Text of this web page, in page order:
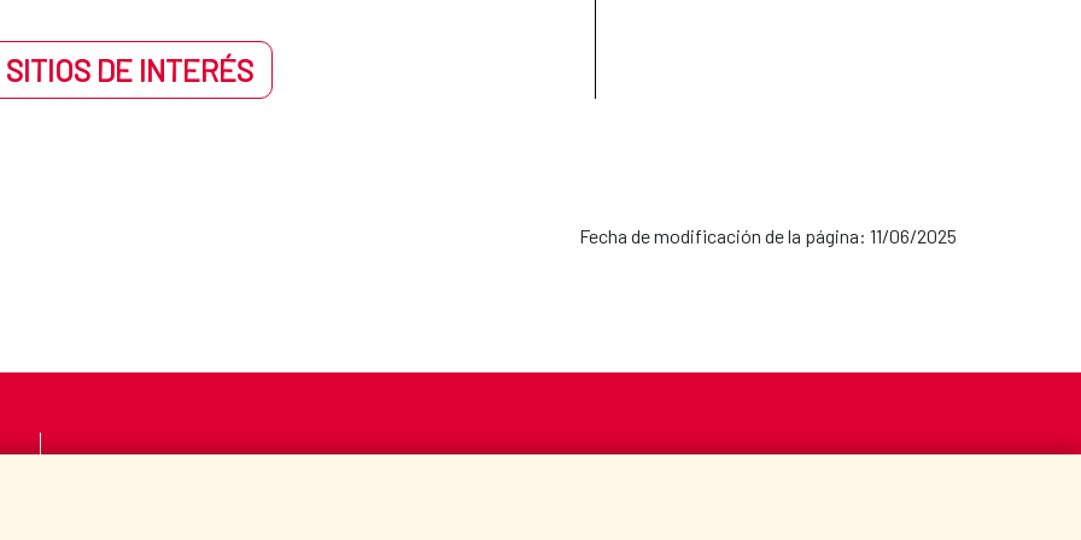
DE INTERÉS
Fecha de modificación de la página: 11/06/2025